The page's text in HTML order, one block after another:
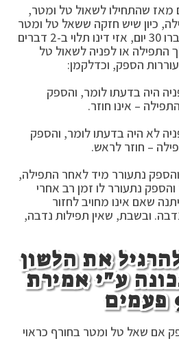
אם כבר עברו 30 יום מאז שהתחילו לשאול טל ומטר,
כיון שיש חזקה ששאל טל ומטר
כראוי. אך אם עדיין לא עברו 30 יום, אזי דינו תלוי ב-2 דברים
התפילה או לפניה לשאול טל
הספק, וכדלקמן:
היה בדעתו לומר, והספק
– אינו חוזר.
לא היה בדעתו לומר, והספק
– חוזר לראש.
נתעורר מיד לאחר התפילה,
נתעורר לו זמן רב אחרי
שאם אינו מחויב לחזור
ובשבת, שאין תפילות נדבה,
את הלשון
ע"י אמירת
אם שאל טל ומטר בחורף כראוי